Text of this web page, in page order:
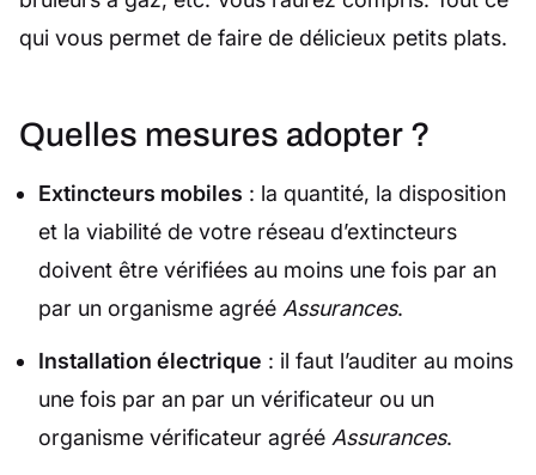
qui vous permet de faire de délicieux petits plats.
Quelles mesures adopter ?
Extincteurs mobiles : la quantité, la disposition
et la viabilité de votre réseau d’extincteurs
doivent être vérifiées au moins une fois par an
par un organisme agréé Assurances.
Installation électrique : il faut l’auditer au moins
une fois par an par un vérificateur ou un
organisme vérificateur agréé Assurances.